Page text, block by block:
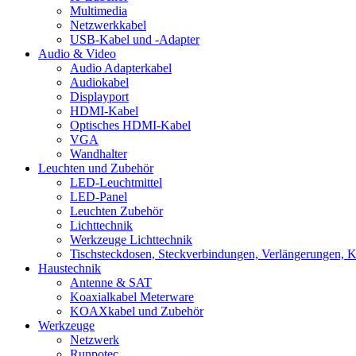
Multimedia
Netzwerkkabel
USB-Kabel und -Adapter
Audio & Video
Audio Adapterkabel
Audiokabel
Displayport
HDMI-Kabel
Optisches HDMI-Kabel
VGA
Wandhalter
Leuchten und Zubehör
LED-Leuchtmittel
LED-Panel
Leuchten Zubehör
Lichttechnik
Werkzeuge Lichttechnik
Tischsteckdosen, Steckverbindungen, Verlängerungen,
Haustechnik
Antenne & SAT
Koaxialkabel Meterware
KOAXkabel und Zubehör
Werkzeuge
Netzwerk